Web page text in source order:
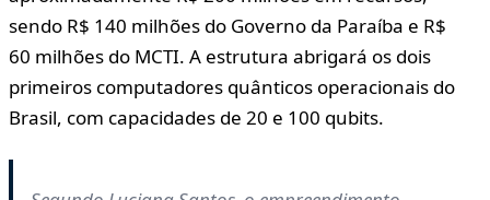
sendo R$ 140 milhões do Governo da Paraíba e R$
60 milhões do MCTI. A estrutura abrigará os dois
primeiros computadores quânticos operacionais do
Brasil, com capacidades de 20 e 100 qubits.